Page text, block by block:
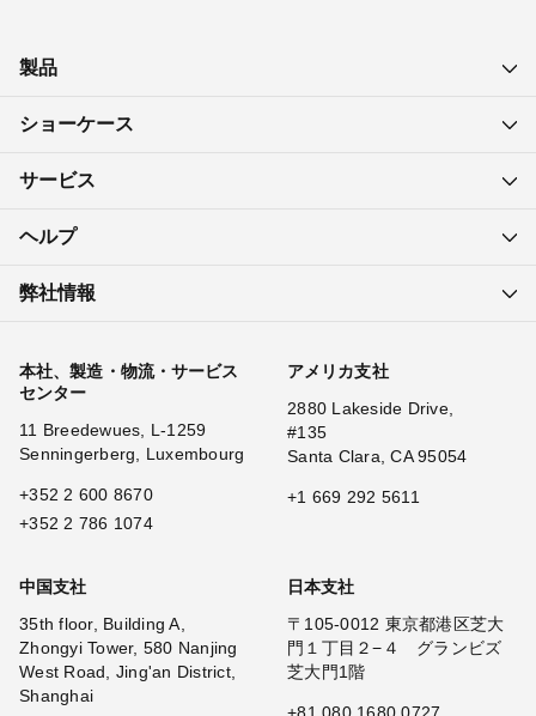
製品
ショーケース
サービス
ヘルプ
弊社情報
本社、製造・物流・サービス
センター
11 Breedewues, L-1259
Senningerberg, Luxembourg
+352 2 600 8670
+352 2 786 1074
アメリカ支社
2880 Lakeside Drive,
#135
Santa Clara, CA 95054
+1 669 292 5611
中国支社
35th floor, Building A,
Zhongyi Tower, 580 Nanjing
West Road, Jing'an District,
Shanghai
日本支社
〒105-0012 東京都港区芝大
門１丁目２−４ グランビズ
芝大門1階